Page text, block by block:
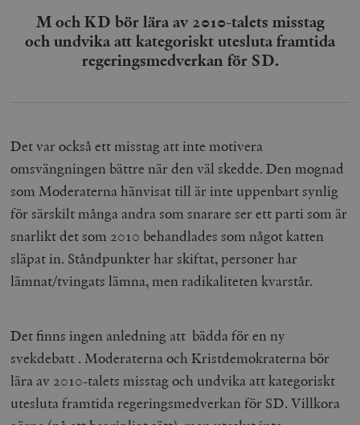
M och KD bör lära av 2010-talets misstag
och undvika att kategoriskt utesluta framtida
regeringsmedverkan för SD.
Det var också ett misstag att inte motivera
omsvängningen bättre när den väl skedde. Den mognad
som Moderaterna hänvisat till är inte uppenbart synlig
för särskilt många andra som snarare ser ett parti som är
snarlikt det som 2010 behandlades som något katten
släpat in. Ståndpunkter har skiftat, personer har
lämnat/tvingats lämna, men radikaliteten kvarstår.
Det finns ingen anledning att bädda för en ny
svekdebatt . Moderaterna och Kristdemokraterna bör
lära av 2010-talets misstag och undvika att kategoriskt
utesluta framtida regeringsmedverkan för SD. Villkora
och kontohantering. Webbplatsen kan inte användas
ordentligt utan strikt nödvändiga cookies.
Namn
_hjFirstSeen
Hotjar Ltd
.timbro.se
woocommerce_items_in_cart
timbro.se
wp_woocommerce_session_[abcdef0123456789]